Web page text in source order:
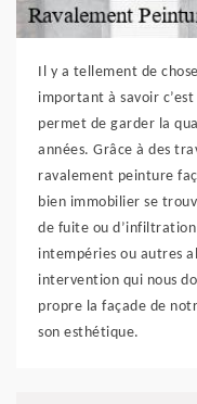
Il y a tellement de
important à savoir
permet de garder la
années. Grâce à des
ravalement peinture
bien immobilier se
de fuite ou d’infiltration
intempéries ou autres
intervention qui nous
propre la façade de
son esthétique.